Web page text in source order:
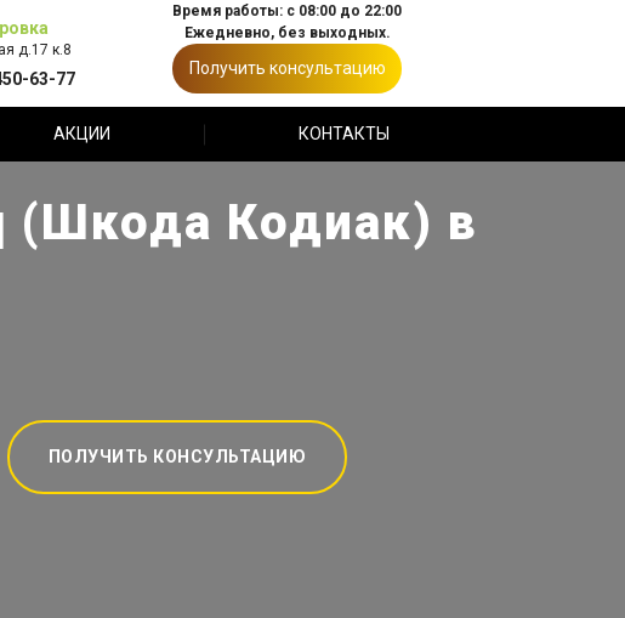
д.17 к.8
63-77
Время работы: с 08:00 до 22:00
Ежедневно, без выходных.
Получить консультацию
АКЦИИ КОНТАКТЫ
(Шкода Кодиак) в
ПОЛУЧИТЬ КОНСУЛЬТАЦИЮ